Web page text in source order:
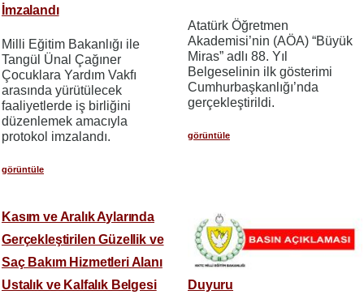
İmzalandı
Milli Eğitim Bakanlığı ile
Tangül Ünal Çağıner
Çocuklara Yardım Vakfı
arasında yürütülecek
faaliyetlerde iş birliğini
düzenlemek amacıyla
protokol imzalandı.
görüntüle
Atatürk Öğretmen
Akademisi’nin (AÖA) “Büyük
Miras” adlı 88. Yıl
Belgeselinin ilk gösterimi
Cumhurbaşkanlığı’nda
gerçekleştirildi.
görüntüle
Kasım ve Aralık Aylarında
Gerçekleştirilen Güzellik ve
Saç Bakım Hizmetleri Alanı
Ustalık ve Kalfalık Belgesi
Duyuru